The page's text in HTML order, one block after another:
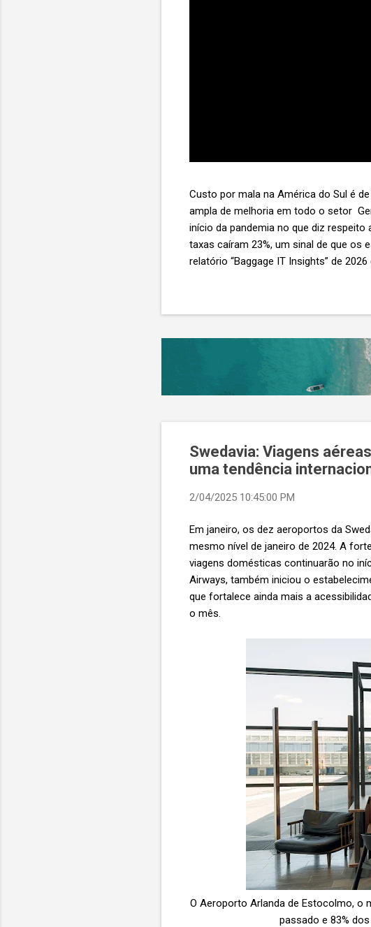
Custo por mala na América do Sul é
ampla de melhoria em todo o setor
início da pandemia no que diz
taxas caíram 23%, um sinal de que
relatório “Baggage IT Insights” de
lucro líquido médio de apenas US$ 8
Swedavia: Viagens
uma tendência
2/04/2025 10:45:00 PM
Em janeiro, os dez aeroportos da
mesmo nível de janeiro de 2024. A
viagens domésticas continuarão no
Airways, também iniciou o
que fortalece ainda mais a
o mês.
O Aeroporto Arlanda de Estocolmo, o
passado e 83%